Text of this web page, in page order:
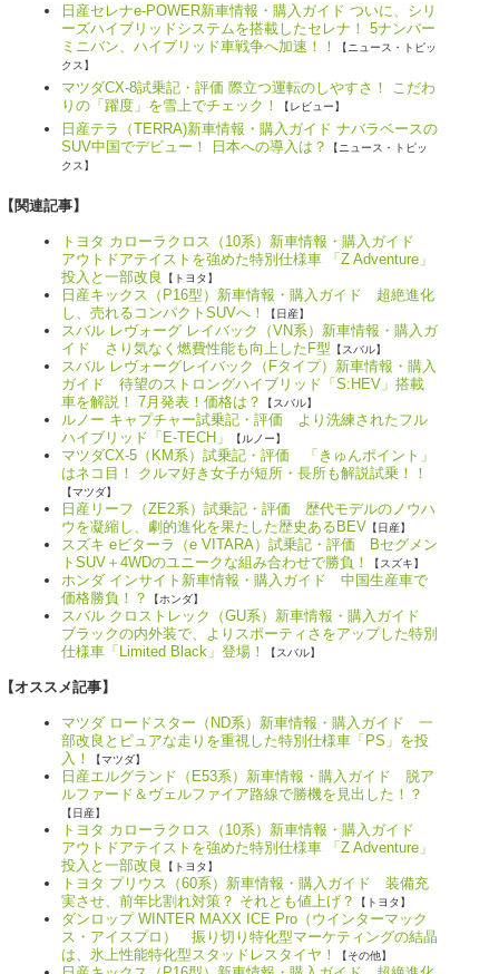
日産セレナe-POWER新車情報・購入ガイド ついに、シリ
ーズハイブリッドシステムを搭載したセレナ！ 5ナンバー
ミニバン、ハイブリッド車戦争へ加速！！
【ニュース・トピッ
クス】
マツダCX-8試乗記・評価 際立つ運転のしやすさ！ こだわ
りの「躍度」を雪上でチェック！
【レビュー】
日産テラ（TERRA)新車情報・購入ガイド ナバラベースの
SUV中国でデビュー！ 日本への導入は？
【ニュース・トピッ
クス】
【関連記事】
トヨタ カローラクロス（10系）新車情報・購入ガイド
アウトドアテイストを強めた特別仕様車 「Z Adventure」
投入と一部改良
【トヨタ】
日産キックス（P16型）新車情報・購入ガイド 超絶進化
し、売れるコンパクトSUVへ！
【日産】
スバル レヴォーグ レイバック（VN系）新車情報・購入ガ
イド さり気なく燃費性能も向上したF型 【スバル】
スバル レヴォーグレイバック（Fタイプ）新車情報・購入
ガイド 待望のストロングハイブリッド「S:HEV」搭載
車を解説！ 7月発表！価格は？
【スバル】
ルノー キャプチャー試乗記・評価 より洗練されたフル
ハイブリッド「E-TECH」
【ルノー】
マツダCX-5（KM系）試乗記・評価 「きゅんポイント」
はネコ目！ クルマ好き女子が短所・長所も解説試乗！！
【マツダ】
日産リーフ（ZE2系）試乗記・評価 歴代モデルのノウハ
ウを凝縮し、劇的進化を果たした歴史あるBEV 【日産】
スズキ eビターラ（e VITARA）試乗記・評価 Bセグメン
トSUV＋4WDのユニークな組み合わせで勝負！
【スズキ】
ホンダ インサイト新車情報・購入ガイド 中国生産車で
価格勝負！？
【ホンダ】
スバル クロストレック（GU系）新車情報・購入ガイド
ブラックの内外装で、よりスポーティさをアップした特別
仕様車「Limited Black」登場！
【スバル】
【オススメ記事】
マツダ ロードスター（ND系）新車情報・購入ガイド 一
部改良とピュアな走りを重視した特別仕様車「PS」を投
入！
【マツダ】
日産エルグランド（E53系）新車情報・購入ガイド 脱ア
ルファード＆ヴェルファイア路線で勝機を見出した！？
【日産】
トヨタ カローラクロス（10系）新車情報・購入ガイド
アウトドアテイストを強めた特別仕様車 「Z Adventure」
投入と一部改良
【トヨタ】
トヨタ プリウス（60系）新車情報・購入ガイド 装備充
実させ、前年比割れ対策？ それとも値上げ？
【トヨタ】
ダンロップ WINTER MAXX ICE Pro（ウインターマック
ス・アイスプロ） 振り切り特化型マーケティングの結晶
は、氷上性能特化型スタッドレスタイヤ！
【その他】